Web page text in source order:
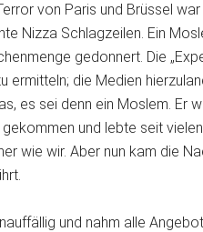
von Paris und Brüssel
Nizza Schlagzeilen. Ein
gedonnert. Die
ermitteln; die Medien
es sei denn ein Moslem. Er
und lebte seit
wie wir. Aber nun kam die
und nahm alle